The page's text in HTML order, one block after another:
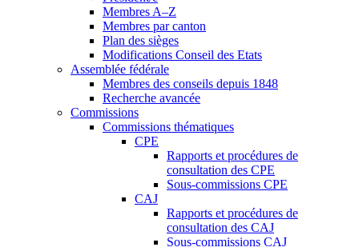
Membres A–Z
Membres par canton
Plan des sièges
Modifications Conseil des Etats
Assemblée fédérale
Membres des conseils depuis 1848
Recherche avancée
Commissions
Commissions thématiques
CPE
Rapports et procédures de
consultation des CPE
Sous-commissions CPE
CAJ
Rapports et procédures de
consultation des CAJ
Sous-commissions CAJ